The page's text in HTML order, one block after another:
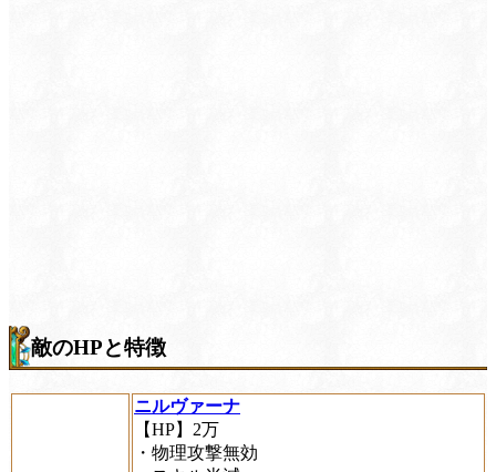
敵のHPと特徴
ニルヴァーナ
【HP】2万
・物理攻撃無効